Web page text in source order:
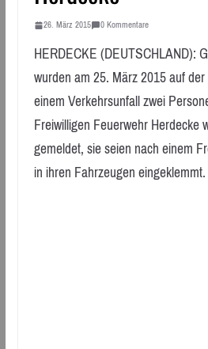
26. März 2015 0 Kommentare
HERDECKE (DEUTSCHLAND):
wurden am 25. März 2015 auf
einem Verkehrsunfall zwei
Freiwilligen Feuerwehr Herdecke
gemeldet, sie seien nach einem
in ihren Fahrzeugen eingeklemmt.